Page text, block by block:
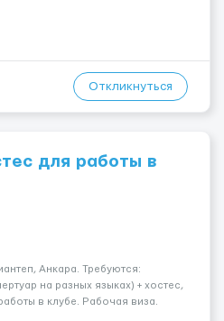
Ночью: Чоловік ін...
Откликнуться
для работы в
Анкара. Требуются:
на разных языках) + хостеc,
в клубе. Рабочая виза.